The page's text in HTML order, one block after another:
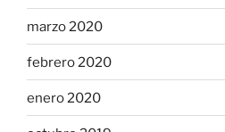
marzo 2020
febrero 2020
enero 2020